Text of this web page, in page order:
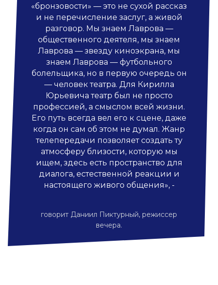
«бронзовости» — это не сухой рассказ
и не перечисление заслуг, а живой
разговор. Мы знаем Лаврова —
общественного деятеля, мы знаем
Лаврова — звезду киноэкрана, мы
знаем Лаврова — футбольного
болельщика, но в первую очередь он
— человек театра. Для Кирилла
Юрьевича театр был не просто
профессией, а смыслом всей жизни.
Его путь всегда вел его к сцене, даже
когда он сам об этом не думал. Жанр
телепередачи позволяет создать ту
атмосферу близости, которую мы
ищем, здесь есть пространство для
диалога, естественной реакции и
настоящего живого общения», -
говорит Даниил Пиктурный, режиссер
вечера.